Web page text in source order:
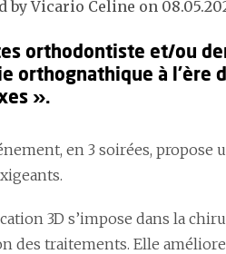
by Vicario Celine on
orthodontiste et/ou
orthognathique à l’ère
».
en 3 soirées, propose
3D s’impose dans la
des traitements. Elle